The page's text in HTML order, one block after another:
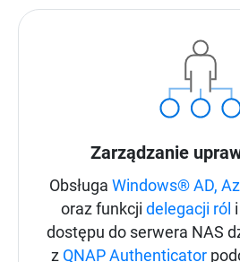
Zarządzanie
Obsługa Windows® AD,
oraz funkcji delegacji ról
dostępu do serwera NAS
z QNAP Authenticator